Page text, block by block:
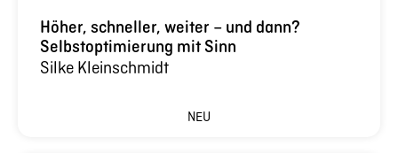
Höher, schneller, weiter – und dann?
Selbstoptimierung mit Sinn
Silke Kleinschmidt
NEU